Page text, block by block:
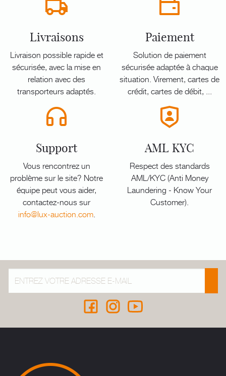
Livraisons
Livraison possible rapide et
sécurisée, avec la mise en
relation avec des
transporteurs adaptés.
Paiement
Solution de paiement
sécurisée adaptée à chaque
situation. Virement, cartes de
crédit, cartes de débit, ...
Support
Vous rencontrez un
problème sur le site? Notre
équipe peut vous aider,
contactez-nous sur
info@lux-auction.com.
AML KYC
Respect des standards
AML/KYC (Anti Money
Laundering - Know Your
Customer).